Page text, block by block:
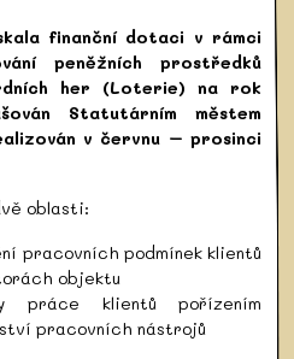
finanční dotaci v rámci
peněžních prostředků
her (Loterie) na rok
Statutárním městem
v červnu – prosinci
oblasti:
pracovních podmínek klientů
objektu
práce klientů pořízením
pracovních nástrojů